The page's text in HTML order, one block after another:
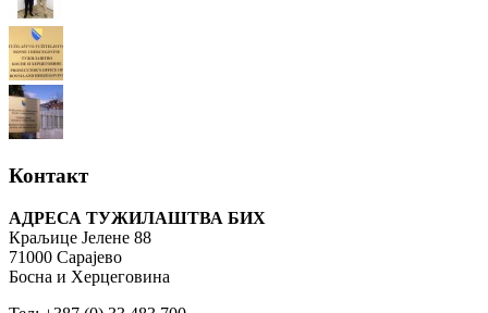
Контакт
АДРЕСА ТУЖИЛАШТВА БИХ
Краљице Јелене 88
71000 Сарајево
Босна и Херцеговина